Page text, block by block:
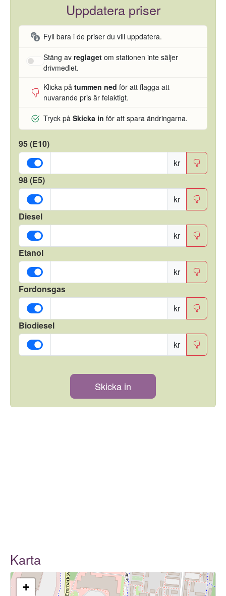
Uppdatera priser
Fyll bara i de priser du vill uppdatera.
Stäng av reglaget om stationen inte säljer
drivmedlet.
Klicka på tummen ned för att flagga att
nuvarande pris är felaktigt.
Tryck på Skicka in för att spara ändringarna.
95 (E10)
kr
98 (E5)
kr
Diesel
kr
Etanol
kr
Fordonsgas
kr
Biodiesel
kr
Skicka in
Karta
+